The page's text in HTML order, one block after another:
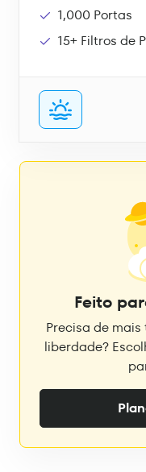
1,000 Portas
15+ Filtros de
Feito
Precisa de
liberdade?